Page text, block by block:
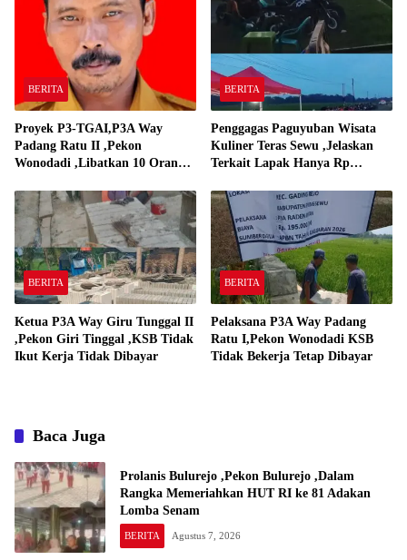
BERITA
Proyek P3-TGAI,P3A Way
Padang Ratu II ,Pekon
Wonodadi ,Libatkan 10 Orang
Padang Ratu
BERITA
Penggagas Paguyuban Wisata
Kuliner Teras Sewu ,Jelaskan
Terkait Lapak Hanya Rp
BERITA
Ketua P3A Way Giru Tunggal II
,Pekon Giri Tinggal ,KSB Tidak
Ikut Kerja Tidak Dibayar
BERITA
Pelaksana P3A Way Padang
Ratu I,Pekon Wonodadi KSB
Tidak Bekerja Tetap Dibayar
Baca Juga
Prolanis Bulurejo ,Pekon Bulurejo ,Dalam
Rangka Memeriahkan HUT RI ke 81 Adakan
Lomba Senam
BERITA Agustus 7, 2026